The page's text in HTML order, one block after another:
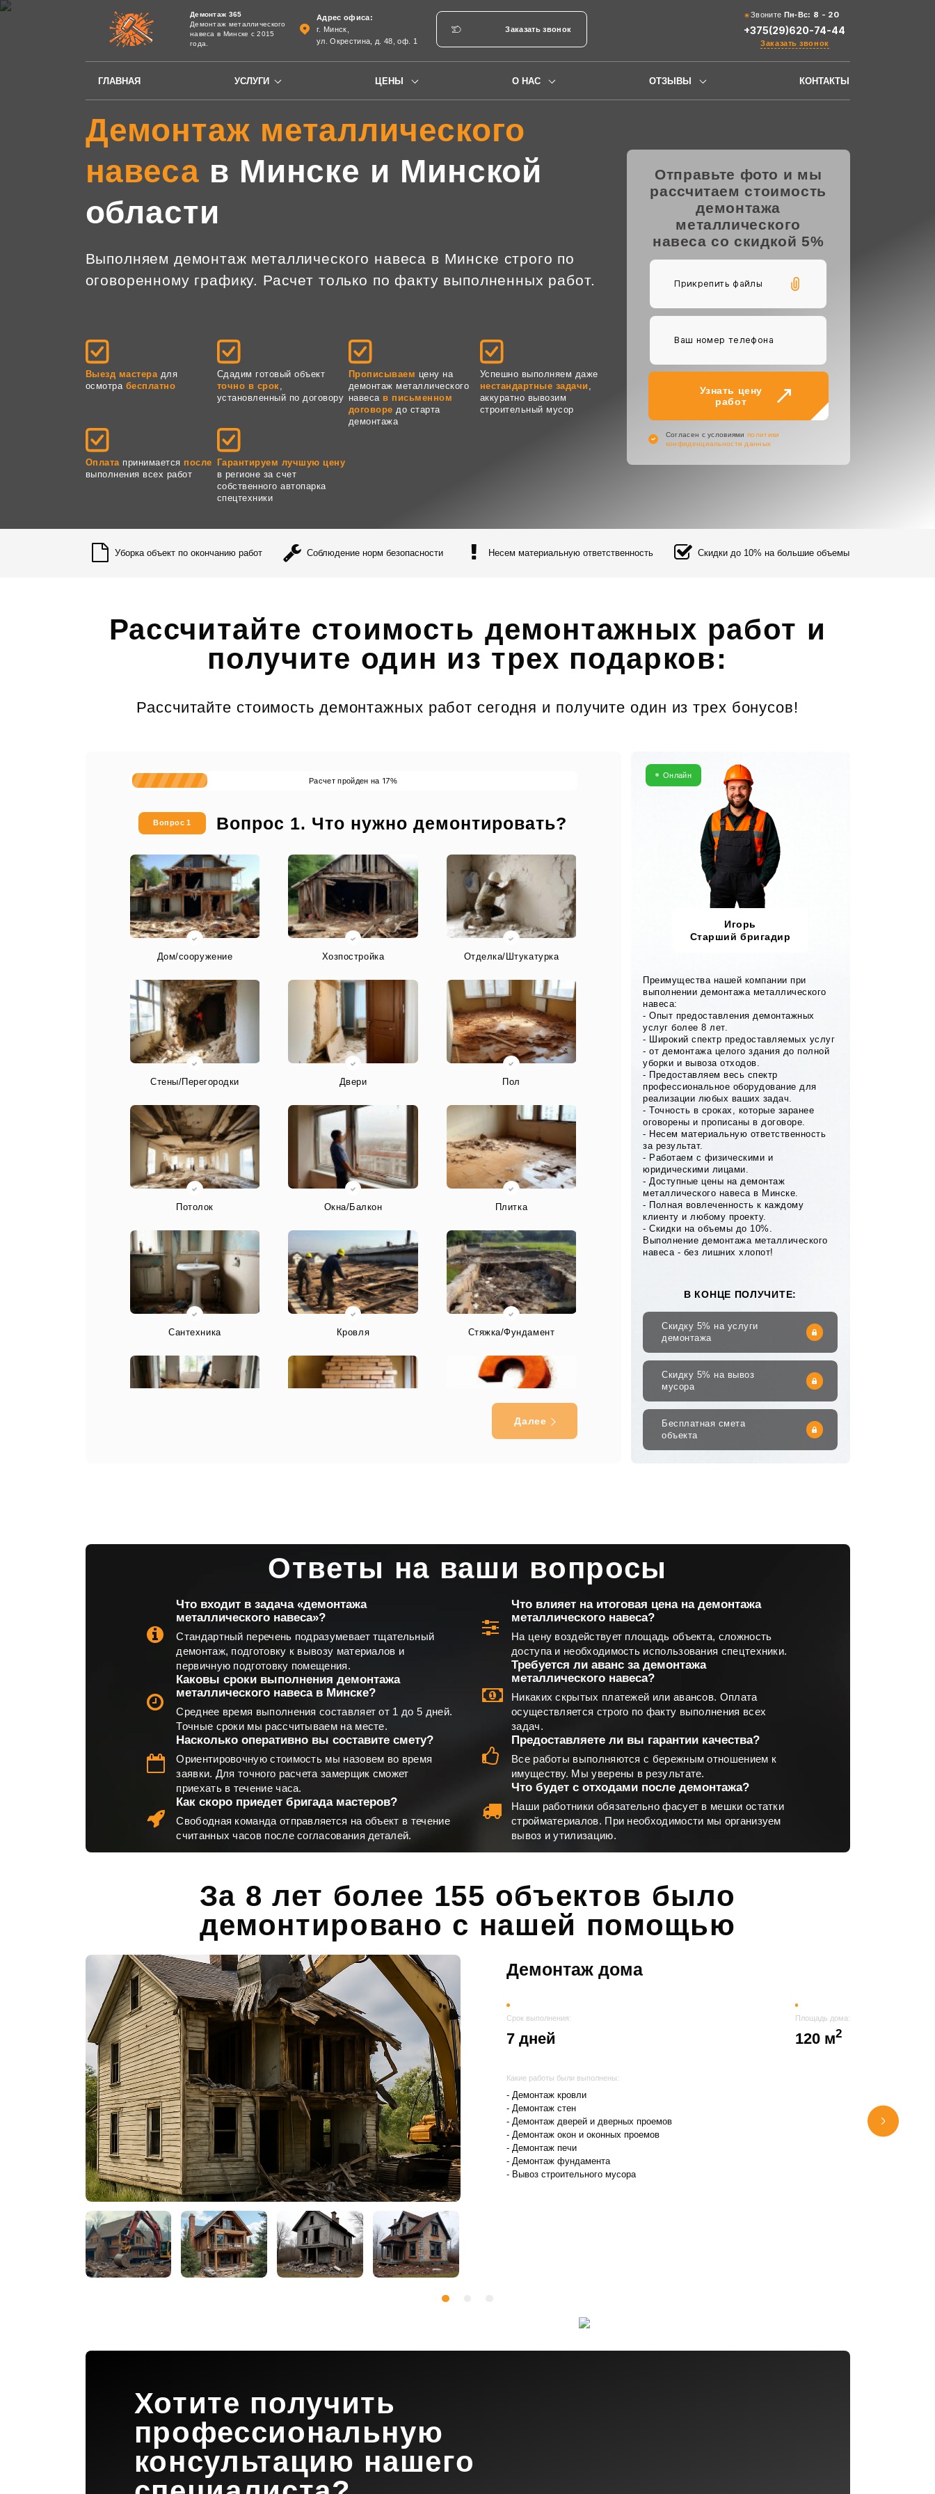
Демонтаж 365
Демонтаж металлического
навеса в Минске с 2015
года.
Адрес офиса:
г. Минск,
ул. Окрестина, д. 48, оф. 1
Заказать звонок
Звоните Пн-Вс: 8 - 20
+375(29)620-74-44
Заказать звонок
ГЛАВНАЯ УСЛУГИ ЦЕНЫ О НАС ОТЗЫВЫ КОНТАКТЫ
Демонтаж металлического
навеса в Минске и Минской
области
Выполняем демонтаж металлического навеса в Минске строго по
оговоренному графику. Расчет только по факту выполненных работ.
Выезд мастерадля
осмотра бесплатно
Сдадим готовый объект
точно в срок,
установленный по договору
Прописываем цену на
демонтаж металлического
навеса в письменном
договоре до старта
демонтажа
Успешно выполняем даже
нестандартные задачи ,
аккуратно вывозим
строительный мусор
Оплатапринимается после
выполнения всех работ
Гарантируем лучшую цену
в регионе за счет
собственного автопарка
спецтехники
Отправьте фото и мы
рассчитаем стоимость
демонтажа
металлического
навеса со скидкой 5%
Прикрепить файлы
Узнать цену
работ
Cогласен с условиямиполитики
конфиденциальности данных
Уборка объект по окончанию работ Соблюдение норм безопасности Несем материальную ответственность Скидки до 10% на большие объемы
Рассчитайте стоимость демонтажных работ и
получите один из трех подарков:
Рассчитайте стоимость демонтажных работ сегодня и получите один из трех бонусов!
Расчет пройден на 17%
Вопрос 1 Вопрос 1. Что нужно демонтировать?
Дом/сооружение Хозпостройка Отделка/Штукатурка
Стены/Перегородки Двери Пол
Потолок Окна/Балкон Плитка
Сантехника Кровля Стяжка/Фундамент
Далее
Онлайн
Игорь
Старший бригадир
Преимущества нашей компании при
выполнении демонтажа металлического
навеса:
- Опыт предоставления демонтажных
услуг более 8 лет.
- Широкий спектр предоставляемых услуг
- от демонтажа целого здания до полной
уборки и вывоза отходов.
- Предоставляем весь спектр
профессиональное оборудование для
реализации любых ваших задач.
- Точность в сроках, которые заранее
оговорены и прописаны в договоре.
- Несем материальную ответственность
за результат.
- Работаем с физическими и
юридическими лицами.
- Доступные цены на демонтаж
металлического навеса в Минске.
- Полная вовлеченность к каждому
клиенту и любому проекту.
- Скидки на объемы до 10%.
Выполнение демонтажа металлического
навеса - без лишних хлопот!
В КОНЦЕ ПОЛУЧИТЕ:
Скидку 5% на услуги
демонтажа
Скидку 5% на вывоз
мусора
Бесплатная смета
объекта
Ответы на ваши вопросы
Что входит в задача «демонтажа
металлического навеса»?
Стандартный перечень подразумевает тщательный
демонтаж, подготовку к вывозу материалов и
первичную подготовку помещения.
Каковы сроки выполнения демонтажа
металлического навеса в Минске?
Среднее время выполнения составляет от 1 до 5 дней.
Точные сроки мы рассчитываем на месте.
Насколько оперативно вы составите смету?
Ориентировочную стоимость мы назовем во время
заявки. Для точного расчета замерщик сможет
приехать в течение часа.
Как скоро приедет бригада мастеров?
Свободная команда отправляется на объект в течение
считанных часов после согласования деталей.
Что влияет на итоговая цена на демонтажа
металлического навеса?
На цену воздействует площадь объекта, сложность
доступа и необходимость использования спецтехники.
Требуется ли аванс за демонтажа
металлического навеса?
Никаких скрытых платежей или авансов. Оплата
осуществляется строго по факту выполнения всех
задач.
Предоставляете ли вы гарантии качества?
Все работы выполняются с бережным отношением к
имуществу. Мы уверены в результате.
Что будет с отходами после демонтажа?
Наши работники обязательно фасует в мешки остатки
стройматериалов. При необходимости мы организуем
вывоз и утилизацию.
За 8 лет более 155 объектов было
демонтировано с нашей помощью
Демонтаж дома
Срок выполнения:
7 дней
Площадь дома:
120 м2
Какие работы были выполнены:
- Демонтаж кровли
- Демонтаж стен
- Демонтаж дверей и дверных проемов
- Демонтаж окон и оконных проемов
- Демонтаж печи
- Демонтаж фундамента
- Вывоз строительного мусора
Хотите получить
профессиональную
консультацию нашего